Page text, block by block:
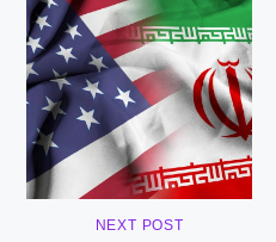
NEXT POST